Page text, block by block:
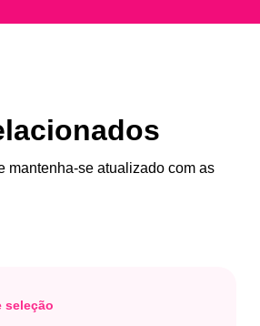
mantenha-se atualizado com as
seleção